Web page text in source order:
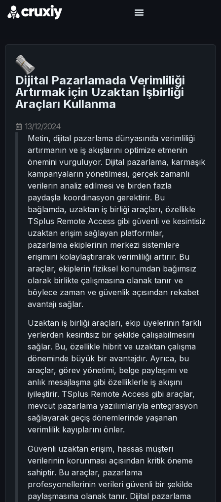
Dijital Pazarlamada Verimliliği
Artırmak için Uzaktan İşbirliği
Araçları Kullanma
13/12/2024
Metin, dijital pazarlama dünyasında verimliliği
artırmanın ve iş akışlarını optimize etmenin
önemini vurguluyor. Dijital pazarlama, karmaşık
kampanyaların yönetilmesi, gerçek zamanlı
verilerin analiz edilmesi ve birden fazla
paydaşla koordinasyon gerektirir. Bu
bağlamda, uzaktan iş birliği araçları, özellikle
TSplus Remote Access gibi güvenli ve kesintisiz
uzaktan erişim sağlayan platformlar,
pazarlama ekiplerinin merkezi sistemlere
erişimini kolaylaştırarak verimliliği artırır. Bu
araçlar, ekiplerin fiziksel konumdan bağımsız
olarak birlikte çalışmasına olanak tanır ve
böylece zaman ve güvenlik açısından rekabet
avantajı sağlar.
Uzaktan iş birliği araçları, ekip üyelerinin farklı
yerlerden kesintisiz bir şekilde çalışabilmesini
sağlar. Bu, özellikle hibrit ve uzaktan çalışma
döneminde büyük bir avantajdır. Ayrıca, bu
araçlar, görev yönetimi, belge paylaşımı ve
anlık mesajlaşma gibi özelliklerle iş akışını
iyileştirir. TSplus Remote Access gibi araçlar,
mevcut pazarlama yazılımlarıyla entegrasyon
sağlayarak geçiş dönemlerinde yaşanan
verimlilik kayıplarını önler.
Güvenli uzaktan erişim, hassas müşteri
verilerinin korunması açısından kritik öneme
sahiptir. Bu araçlar, pazarlama
profesyonellerinin verileri güvenli bir şekilde
paylaşmasına olanak tanır. Dijital pazarlama